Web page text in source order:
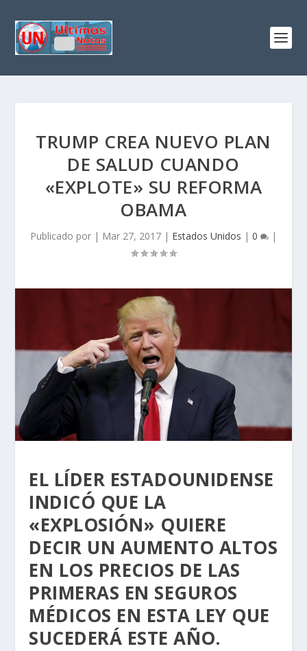
TRUMP CREA NUEVO PLAN
DE SALUD CUANDO
«EXPLOTE» SU REFORMA
OBAMA
Publicado por | Mar 27, 2017 | Estados Unidos | 0 |
EL LÍDER ESTADOUNIDENSE
INDICÓ QUE LA
«EXPLOSIÓN» QUIERE
DECIR UN AUMENTO ALTOS
EN LOS PRECIOS DE LAS
PRIMERAS EN SEGUROS
MÉDICOS EN ESTA LEY QUE
SUCEDERÁ ESTE AÑO.